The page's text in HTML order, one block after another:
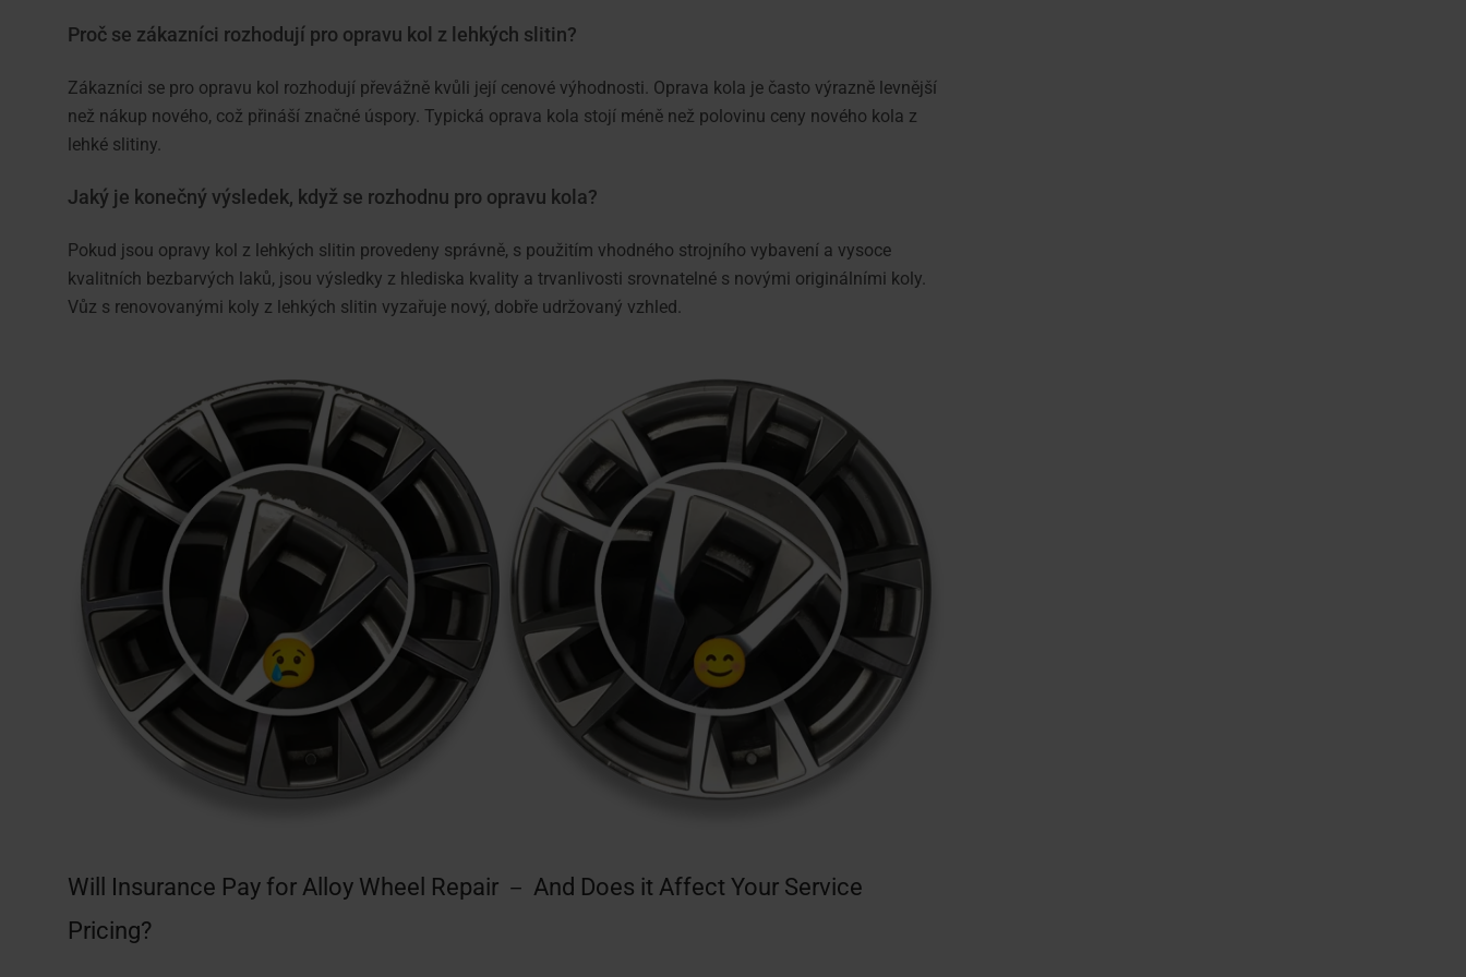
Proč se zákazníci rozhodují pro opravu kol z lehkých slitin?
Zákazníci se pro opravu kol rozhodují převážně kvůli její cenové výhodnosti. Oprava kola je často výrazně levnější
než nákup nového, což přináší značné úspory. Typická oprava kola stojí méně než polovinu ceny nového kola z
lehké slitiny.
Jaký je konečný výsledek, když se rozhodnu pro opravu kola?
Pokud jsou opravy kol z lehkých slitin provedeny správně, s použitím vhodného strojního vybavení a vysoce
kvalitních bezbarvých laků, jsou výsledky z hlediska kvality a trvanlivosti srovnatelné s novými originálními koly.
Vůz s renovovanými koly z lehkých slitin vyzařuje nový, dobře udržovaný vzhled.
Will Insurance Pay for Alloy Wheel Repair － And Does it Affect Your Service
Pricing?